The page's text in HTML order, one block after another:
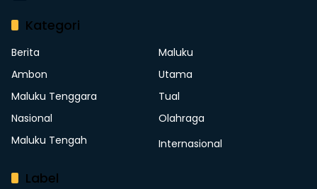
Kategori
Berita
Maluku
Ambon
Utama
Maluku Tenggara
Tual
Nasional
Olahraga
Maluku Tengah
Internasional
Label